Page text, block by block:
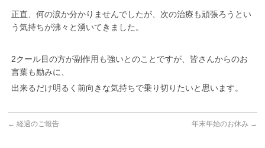
正直、何の涙か分かりませんでしたが、次の治療も頑張ろうとい
う気持ちが沸々と湧いてきました。
2クール目の方が副作用も強いとのことですが、皆さんからのお
言葉も励みに、
出来るだけ明るく前向きな気持ちで乗り切りたいと思います。
← 経過のご報告 年末年始のお休み →